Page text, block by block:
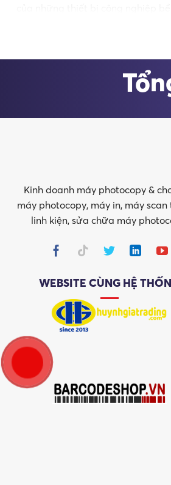
photocopy Ricoh có tuổi thọ vượt
Vì Sao Máy
Kinh doanh máy photocopy &
máy photocopy, máy in, máy scan
linh kiện, sửa chữa máy
WEBSITE CÙNG HỆ